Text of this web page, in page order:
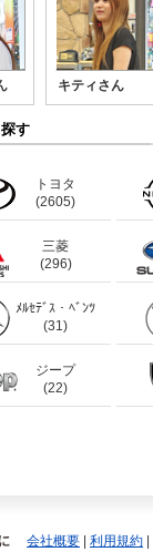
キティさん
す
トヨタ
(2605)
三菱
(296)
ﾒﾙｾﾃﾞｽ・ﾍﾞﾝﾂ
(31)
ジープ
(22)
会社概要 利用規約